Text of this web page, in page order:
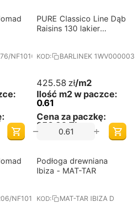
NF10102
Darmowa dostawa
od 60 m2
PURE Classico Line Dąb
Raisins 130 lakier
KOD: BARLINEK 1WV000003
425.58 zł/m2
Ilość m2 w paczce:
0.61
Cena za paczkę:
259,60 Zł
+
−
NF10133
Darmowa dostawa
od 60 m2
Podłoga drewniana
Ibiza - MAT-TAR
KOD: MAT-TAR IBIZA D